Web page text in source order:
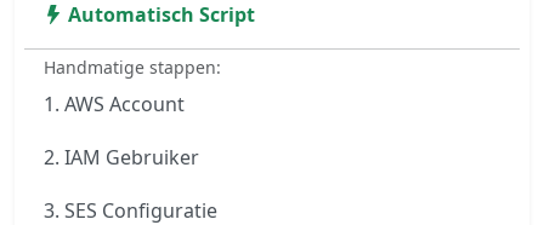
Automatisch Script
Handmatige stappen:
1. AWS Account
2. IAM Gebruiker
3. SES Configuratie